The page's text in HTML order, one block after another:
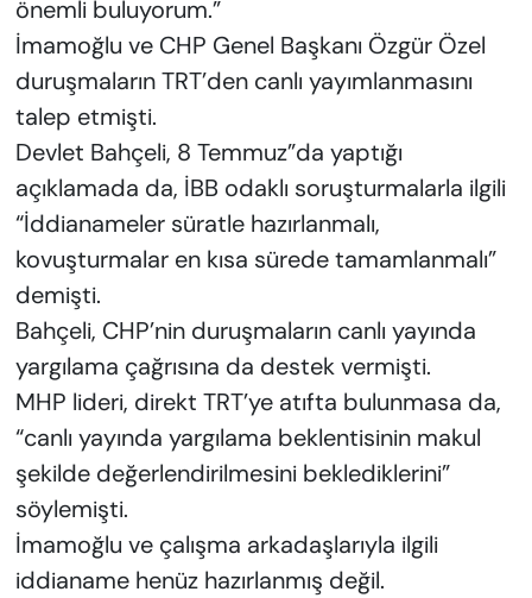
önemli buluyorum.”
İmamoğlu ve CHP Genel Başkanı Özgür Özel
duruşmaların TRT’den canlı yayımlanmasını
talep etmişti.
Devlet Bahçeli, 8 Temmuz”da yaptığı
açıklamada da, İBB odaklı soruşturmalarla ilgili
“İddianameler süratle hazırlanmalı,
kovuşturmalar en kısa sürede tamamlanmalı”
demişti.
Bahçeli, CHP’nin duruşmaların canlı yayında
yargılama çağrısına da destek vermişti.
MHP lideri, direkt TRT’ye atıfta bulunmasa da,
“canlı yayında yargılama beklentisinin makul
şekilde değerlendirilmesini beklediklerini”
söylemişti.
İmamoğlu ve çalışma arkadaşlarıyla ilgili
iddianame henüz hazırlanmış değil.